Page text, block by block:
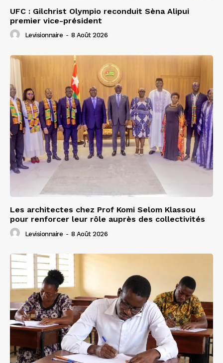
UFC : Gilchrist Olympio reconduit Sèna Alipui
premier vice-président
Levisionnaire - 8 Août 2026
Les architectes chez Prof Komi Selom Klassou
pour renforcer leur rôle auprès des collectivités
Levisionnaire - 8 Août 2026